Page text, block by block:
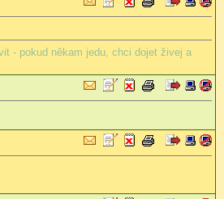
- pokud někam jedu, chci dojet živej a